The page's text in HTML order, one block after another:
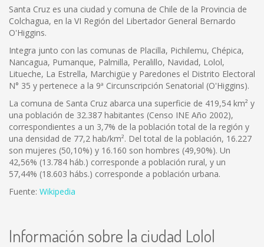
Santa Cruz es una ciudad y comuna de Chile de la Provincia de
Colchagua, en la VI Región del Libertador General Bernardo
O'Higgins.
Integra junto con las comunas de Placilla, Pichilemu, Chépica,
Nancagua, Pumanque, Palmilla, Peralillo, Navidad, Lolol,
Litueche, La Estrella, Marchigüe y Paredones el Distrito Electoral
N° 35 y pertenece a la 9ª Circunscripción Senatorial (O'Higgins).
La comuna de Santa Cruz abarca una superficie de 419,54 km² y
una población de 32.387 habitantes (Censo INE Año 2002),
correspondientes a un 3,7% de la población total de la región y
una densidad de 77,2 hab/km². Del total de la población, 16.227
son mujeres (50,10%) y 16.160 son hombres (49,90%). Un
42,56% (13.784 háb.) corresponde a población rural, y un
57,44% (18.603 hábs.) corresponde a población urbana.
Fuente: Wikipedia
Información sobre la ciudad Lolol